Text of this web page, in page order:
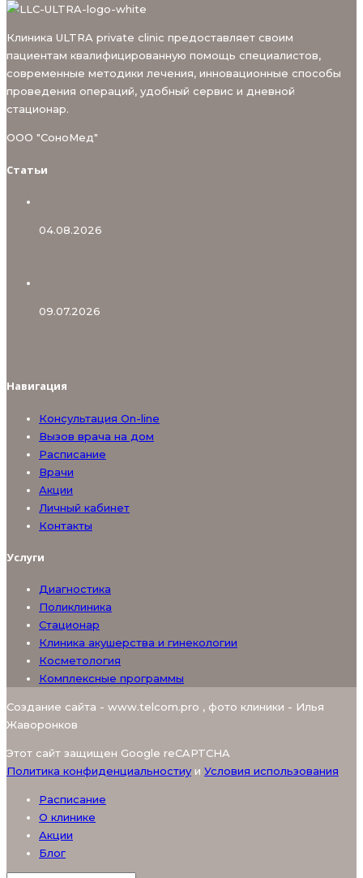
Клиника ULTRA private clinic предоставляет своим
пациентам квалифицированную помощь специалистов,
современные методики лечения, инновационные способы
проведения операций, удобный сервис и дневной
стационар.
ООО "СоноМед"
Статьи
04.08.2026
09.07.2026
Навигация
Консультация On-line
Вызов врача на дом
Расписание
Врачи
Акции
Личный кабинет
Контакты
Услуги
Диагностика
Поликлиника
Стационар
Клиника акушерства и гинекологии
Косметология
Комплексные программы
Создание сайта - www.telcom.pro , фото клиники - Илья
Жаворонков
Этот сайт защищен Google reCAPTCHA
Политика конфиденциальностиy и Условия использования
Расписание
О клинике
Акции
Блог